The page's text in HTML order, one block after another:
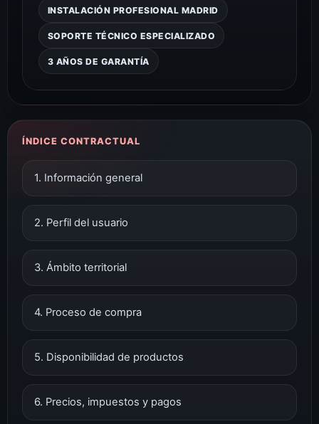
INSTALACIÓN PROFESIONAL MADRID
SOPORTE TÉCNICO ESPECIALIZADO
3 AÑOS DE GARANTÍA
ÍNDICE CONTRACTUAL
1. Información general
2. Perfil del usuario
3. Ámbito territorial
4. Proceso de compra
5. Disponibilidad de productos
6. Precios, impuestos y pagos